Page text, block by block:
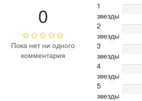
0
Пока нет ни одного
комментария
1
звезды
2
звезды
3
звезды
4
звезды
5
звезды